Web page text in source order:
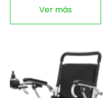
Ver más